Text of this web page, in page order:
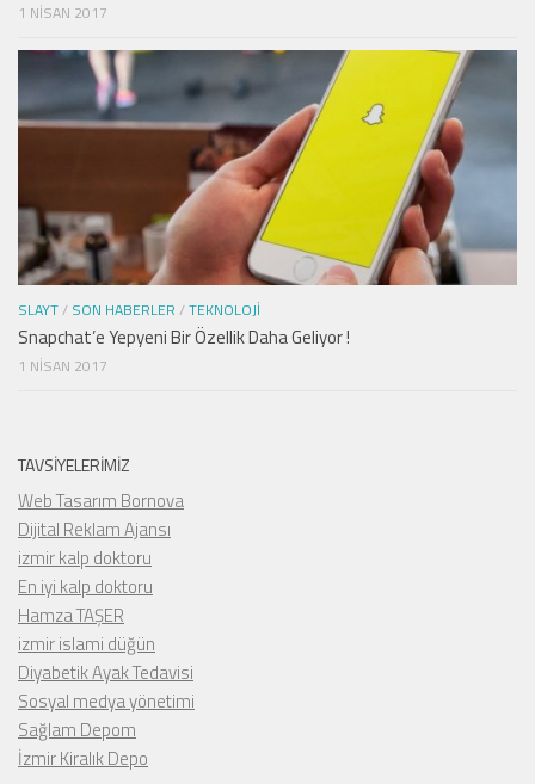
1 NISAN 2017
SLAYT/ SON HABERLER /TEKNOLOJI
Snapchat’e Yepyeni Bir Özellik Daha Geliyor !
1 NISAN 2017
TAVSIYELERIMIZ
Web Tasarım Bornova
Dijital Reklam Ajansı
izmir kalp doktoru
En iyi kalp doktoru
Hamza TAŞER
izmir islami düğün
Diyabetik Ayak Tedavisi
Sosyal medya yönetimi
Sağlam Depom
İzmir Kiralık Depo